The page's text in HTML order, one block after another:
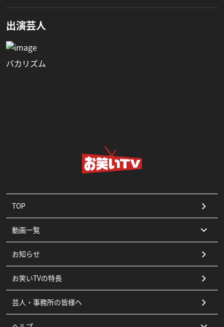
出演芸人
バカリズム
TOP
動画一覧
コント
漫才
ピン
お知らせ
お笑いTVの特長
芸人・事務所の皆様へ